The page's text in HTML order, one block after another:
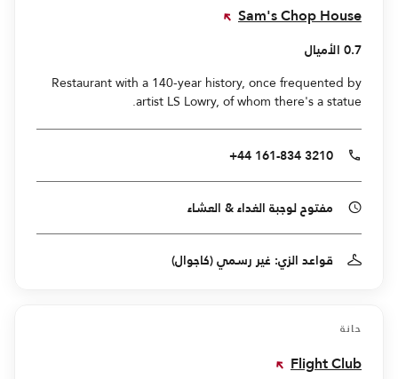
Sam's Chop House
0.7 الأميال
Restaurant with a 140-year history, once frequented by
artist LS Lowry, of whom there's a statue.
+44 161-834 3210
مفتوح لوجبة الغداء & العشاء
قواعد الزي: غير رسمي (كاجوال)
حانة
Flight Club